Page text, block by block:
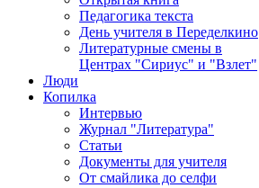
Педагогика текста
День учителя в Переделкино
Литературные смены в
Центрах "Сириус" и "Взлет"
Люди
Копилка
Интервью
Журнал "Литература"
Статьи
Документы для учителя
От смайлика до селфи